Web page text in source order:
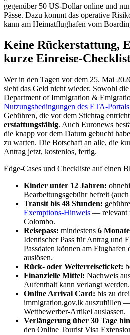
gegenüber 50 US-Dollar online und
Pässe. Dazu kommt das operative
kann am Heimatflughafen vom
Keine Rückerstattung,
kurze Einreise-
Wer in den Tagen vor dem 25. Mai
sieht das Geld nicht wieder. Sowohl
Department of Immigration &
Nutzungsbedingungen des ETA-Portals
Gebühren, die vor dem Stichtag
erstattungsfähig. Auch Euronews
die knapp vor dem Datum gebucht
zu warten. Die Botschaft an alle, die
Antrag jetzt, kostenlos, fertig.
Edge-Cases und Checkliste auf einen
Kinder unter 12 Jahren:
Bearbeitungsgebühr befreit
Transit bis 48 Stunden:
Exemptions-Hinweis — relevant
Colombo.
Reisepass: mindestens 6
Identischer Pass für Antrag und
Passdaten können am Flughafen
auslösen.
Rück- oder Weiterreiseticket:
Finanzielle Mittel: Nachweis
Aufenthalt kann verlangt werden.
Online Arrival Card: bis zu
immigration.gov.lk auszufüllen
Wettbewerber-Artikel auslassen.
Verlängerung über 30 Tage
den Online Tourist Visa